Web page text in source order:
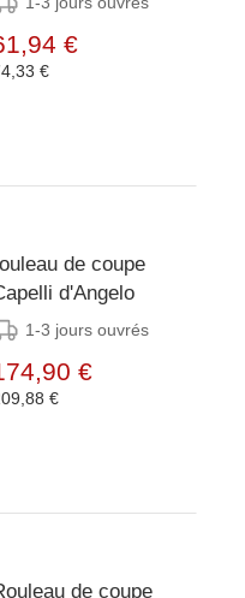
€
€
de coupe
d'Angelo
1-3 jours ouvrés
€
€
de coupe